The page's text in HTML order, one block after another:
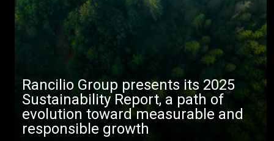
Rancilio Group presents its 2025
Sustainability Report, a path of
evolution toward measurable and
responsible growth